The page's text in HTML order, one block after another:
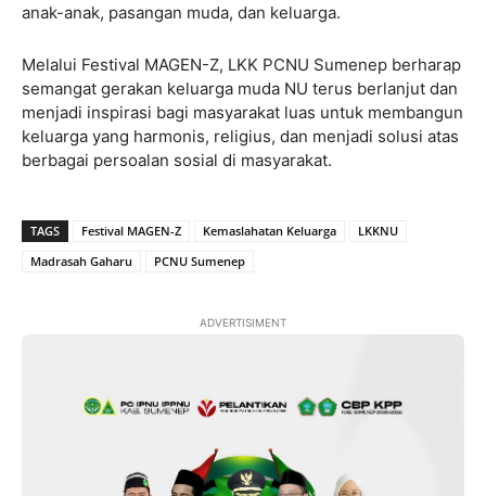
anak-anak, pasangan muda, dan keluarga.
Melalui Festival MAGEN-Z, LKK PCNU Sumenep berharap
semangat gerakan keluarga muda NU terus berlanjut dan
menjadi inspirasi bagi masyarakat luas untuk membangun
keluarga yang harmonis, religius, dan menjadi solusi atas
berbagai persoalan sosial di masyarakat.
TAGS Festival MAGEN-Z Kemaslahatan Keluarga
LKKNU
Madrasah Gaharu
PCNU Sumenep
ADVERTISIMENT